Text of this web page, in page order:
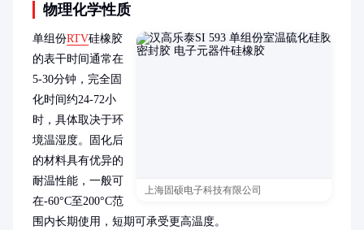
物理化学性质
上海固硕电子科技有限公司
单组份RTV硅橡胶
的表干时间通常在
5-30分钟，完全固
化时间约24-72小
时，具体取决于环
境温湿度。固化后
的材料具有优异的
耐温性能，一般可
在-60°C至200°C范
围内长期使用，短期可承受更高温度。